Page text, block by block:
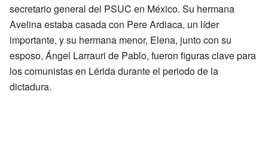
secretario general del PSUC en México. Su hermana
Avelina estaba casada con Pere Ardiaca, un líder
importante, y su hermana menor, Elena, junto con su
esposo, Ángel Larrauri de Pablo, fueron figuras clave para
los comunistas en Lérida durante el periodo de la
dictadura.